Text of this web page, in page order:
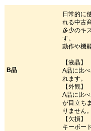
B品
日常的に
れる中古
多少のキ
す。
動作や機
【液晶】
A品に比
れます。
【外観】
A品に比
が目立ち
りません。
【欠損】
キーボー